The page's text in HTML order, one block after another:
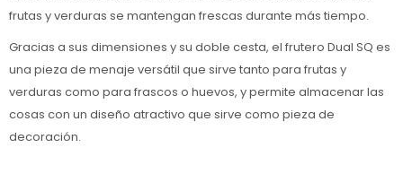
frutas y verduras se mantengan frescas durante más tiempo.
Gracias a sus dimensiones y su doble cesta, el frutero Dual SQ es
una pieza de menaje versátil que sirve tanto para frutas y
verduras como para frascos o huevos, y permite almacenar las
cosas con un diseño atractivo que sirve como pieza de
decoración.